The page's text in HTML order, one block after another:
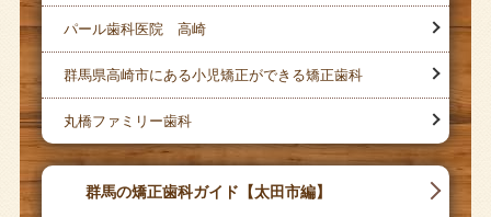
パール歯科医院 高崎
群馬県高崎市にある小児矯正ができる矯正歯科
丸橋ファミリー歯科
群馬の矯正歯科ガイド【太田市編】